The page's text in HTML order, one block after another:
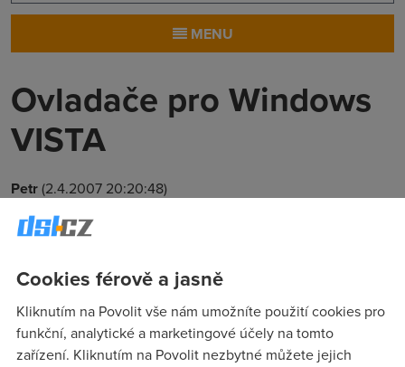
MENU
Ovladače pro Windows
VISTA
Petr(2.4.2007 20:20:48)
Vlastním starmodem Aethra, který nefunguje pod OS WIN
VISTA. Koupit nový modem, nebo je naděje stáhnout někde
Anonym (2.4.2007 21:36:40)
Bohužel, podle toho, co je mi známo, výrobce nedodal (a
Cookies férově a jasně
Kliknutím na Povolit vše nám umožníte použití cookies pro
funkční, analytické a marketingové účely na tomto
zařízení. Kliknutím na Povolit nezbytné můžete jejich